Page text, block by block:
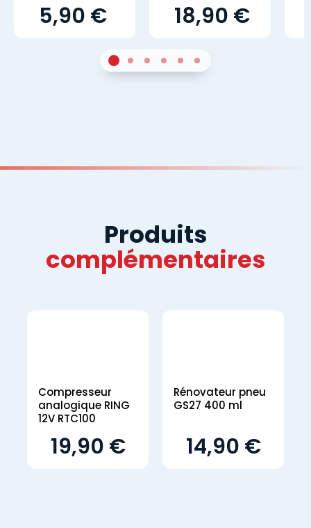
5,90 € 18,90 €
Sur 42Sur 43Sur 44Sur 45Sur 46Sur 4
Produits
complémentaires
Compresseur
analogique RING
12V RTC100
19,90 €
Rénovateur pneu
GS27 400 ml
14,90 €